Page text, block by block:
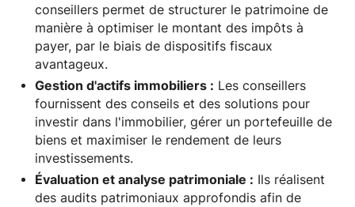
conseillers permet de structurer le patrimoine de
manière à optimiser le montant des impôts à
payer, par le biais de dispositifs fiscaux
avantageux.
Gestion d'actifs immobiliers : Les conseillers
fournissent des conseils et des solutions pour
investir dans l'immobilier, gérer un portefeuille de
biens et maximiser le rendement de leurs
investissements.
Évaluation et analyse patrimoniale : Ils réalisent
des audits patrimoniaux approfondis afin de